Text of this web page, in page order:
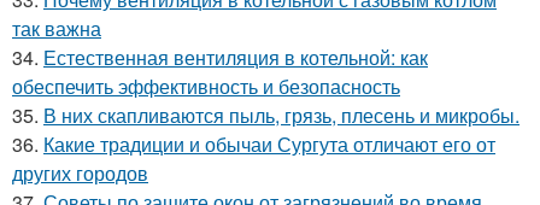
так важна
34. Естественная вентиляция в котельной: как
обеспечить эффективность и безопасность
35. В них скапливаются пыль, грязь, плесень и микробы.
36. Какие традиции и обычаи Сургута отличают его от
других городов